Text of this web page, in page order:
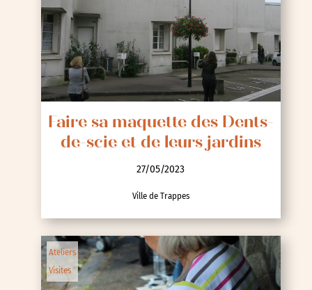
Faire sa maquette des Dents-
de-scie et de leurs jardins
27/05/2023
Ville de Trappes
Ateliers
Visites